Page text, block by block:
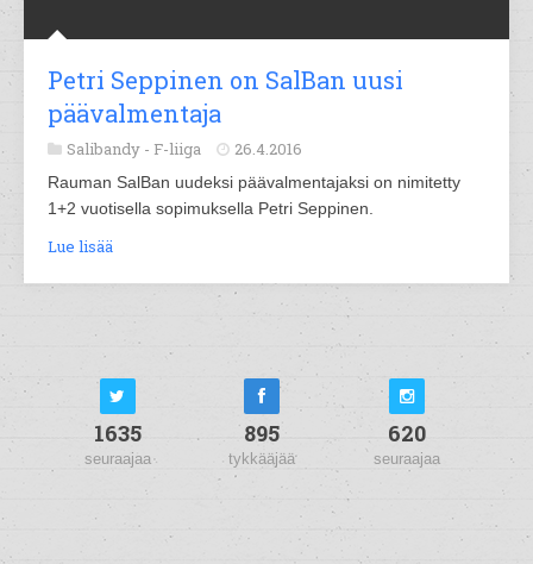
Petri Seppinen on SalBan uusi
päävalmentaja
Salibandy - F-liiga 26.4.2016
Rauman SalBan uudeksi päävalmentajaksi on nimitetty
1+2 vuotisella sopimuksella Petri Seppinen.
Lue lisää
1635
seuraajaa
895
tykkääjää
620
seuraajaa